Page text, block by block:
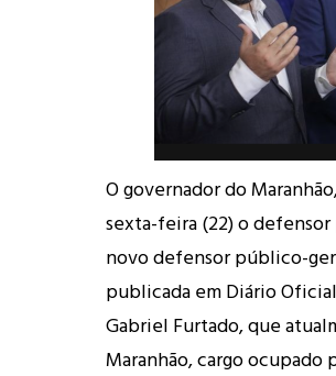
O governador do
sexta-feira (22) o
novo defensor público-
publicada em Diário
Gabriel Furtado, que
Maranhão, cargo ocupado